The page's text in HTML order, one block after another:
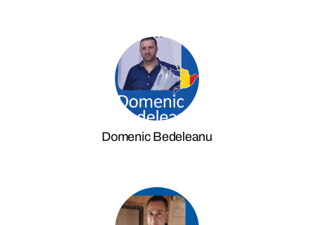
Domenic Bedeleanu